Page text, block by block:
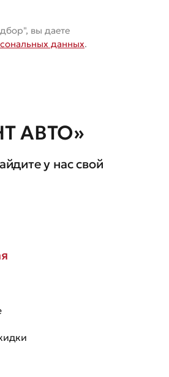
вы даете
данных.
АВТО»
у нас свой